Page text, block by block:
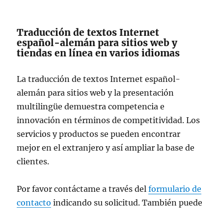
Traducción de textos Internet
español-alemán para sitios web y
tiendas en línea en varios idiomas
La traducción de textos Internet español-
alemán para sitios web y la presentación
multilingüe demuestra competencia e
innovación en términos de competitividad. Los
servicios y productos se pueden encontrar
mejor en el extranjero y así ampliar la base de
clientes.
Por favor contáctame a través delformulario de
contacto indicando su solicitud. También puede